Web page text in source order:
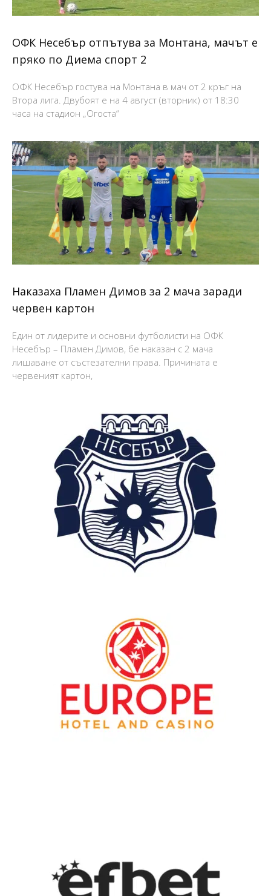
ОФК Несебър отпътува за Монтана, мачът е
пряко по Диема спорт 2
ОФК Несебър гостува на Монтана в мач от 2 кръг на
Втора лига. Двубоят е на 4 август (вторник) от 18:30
часа на стадион „Огоста“
Наказаха Пламен Димов за 2 мача заради
червен картон
Един от лидерите и основни футболисти на ОФК
Несебър – Пламен Димов, бе наказан с 2 мача
лишаване от състезателни права. Причината е
червеният картон,